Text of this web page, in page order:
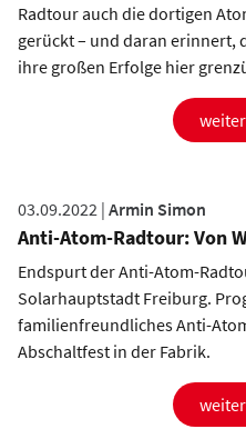
Radtour auch die dortigen
gerückt – und daran erinnert,
ihre großen Erfolge hier
03.09.2022 | Armin Simon
Anti-Atom-Radtour: Von
Endspurt der Anti-Atom-
Solarhauptstadt Freiburg.
familienfreundliches Anti-
Abschaltfest in der Fabrik.